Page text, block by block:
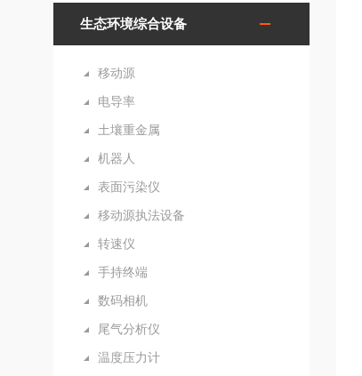
生态环境综合设备
移动源
电导率
土壤重金属
机器人
表面污染仪
移动源执法设备
转速仪
手持终端
数码相机
尾气分析仪
温度压力计